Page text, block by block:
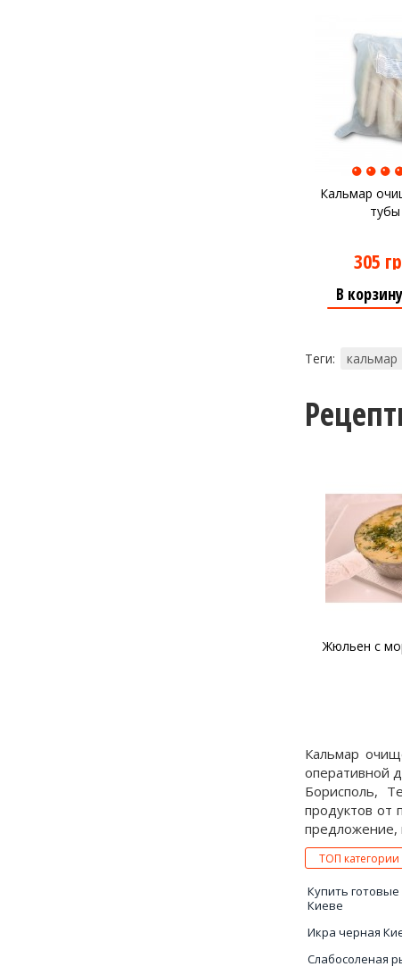
Кальмар
305
В корзину
Теги: кальмар
Жюльен с
Кальмар
оперативной
Борисполь,
продуктов от
предложение,
ТОП категории
Купить
Киеве
Икра черная
Слабосоленая